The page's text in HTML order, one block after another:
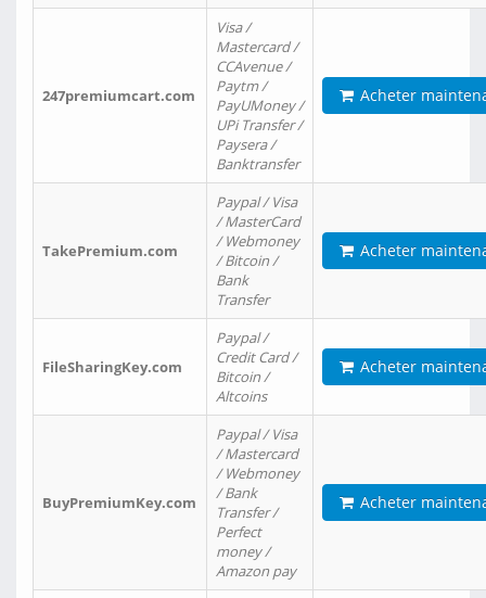
247premiumcart.com
Visa /
Mastercard /
CCAvenue /
Paytm /
PayUMoney /
UPi Transfer /
Paysera /
Banktransfer
Acheter
TakePremium.com
Paypal / Visa
/ MasterCard
/ Webmoney
/ Bitcoin /
Bank
Transfer
Acheter
FileSharingKey.com
Paypal /
Credit Card /
Bitcoin /
Altcoins
Acheter
BuyPremiumKey.com
Paypal / Visa
/ Mastercard
/ Webmoney
/ Bank
Transfer /
Perfect
money /
Amazon pay
Acheter